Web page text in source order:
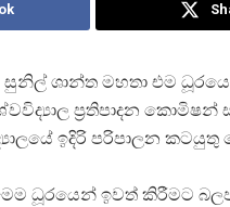
සුනිල් ශාන්ත මහතා එම
යාල ප්රතිපාදන කොමිෂන්
යාලයේ ඉදිරි පරිපාලන
ධූරයෙන් ඉවත් කිරීමට